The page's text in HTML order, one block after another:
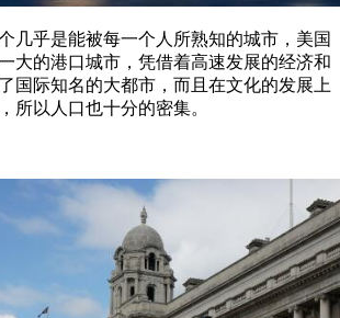
几乎是能被每一个人所熟知的城市，美国
大的港口城市，凭借着高速发展的经济和
国际知名的大都市，而且在文化的发展上
所以人口也十分的密集。